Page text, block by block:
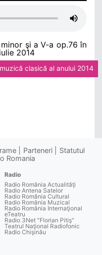
şi a V-a op.76 în
2014
clasică al anului 2014
Parteneri
Statutul
Romania
Radio
Radio România Actualităţi
Radio Antena Satelor
Radio România Cultural
Radio România Muzical
Radio România Internaţional
eTeatru
Radio 3Net "Florian Pitiş"
Teatrul Naţional Radiofonic
Radio Chişinău